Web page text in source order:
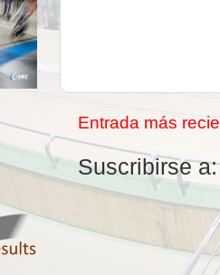
Entrada más
Suscribirse